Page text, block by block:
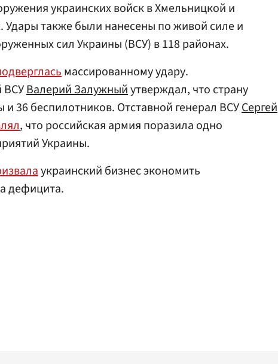
украинских войск в Хмельницкой и
Удары также были нанесены по живой силе и
сил Украины (ВСУ) в 118 районах.
массированному удару.
ВСУВалерий Залужныйутверждал, что страну
и 36 беспилотников. Отставной генерал ВСУСергей
, что российская армия поразила одно
Украины.
украинский бизнес экономить
дефицита.